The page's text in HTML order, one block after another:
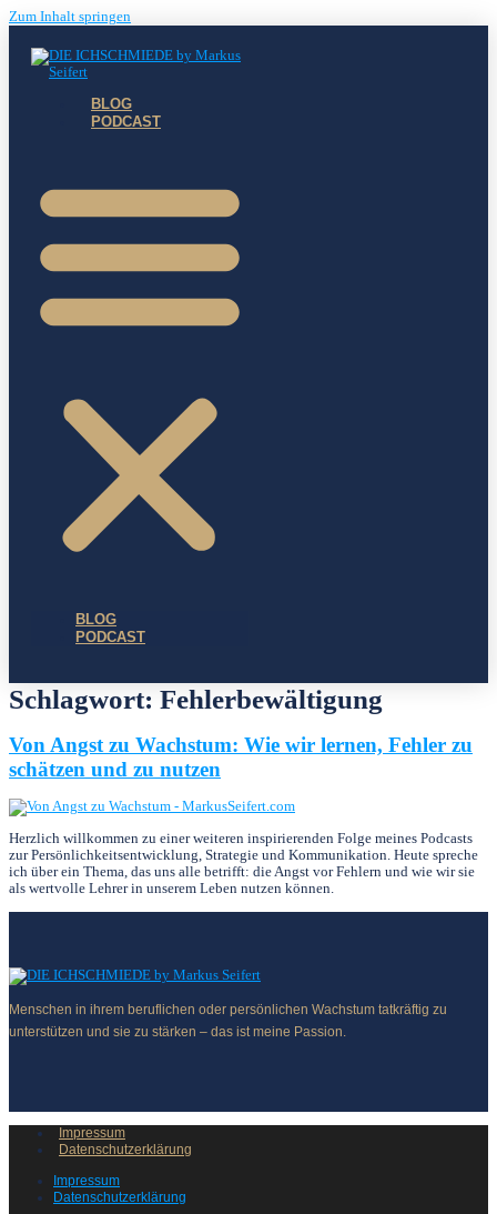
Zum Inhalt springen
BLOG
PODCAST
BLOG
PODCAST
Schlagwort: Fehlerbewältigung
Von Angst zu Wachstum: Wie wir lernen, Fehler zu
schätzen und zu nutzen
Herzlich willkommen zu einer weiteren inspirierenden Folge meines Podcasts
zur Persönlichkeitsentwicklung, Strategie und Kommunikation. Heute spreche
ich über ein Thema, das uns alle betrifft: die Angst vor Fehlern und wie wir sie
als wertvolle Lehrer in unserem Leben nutzen können.
Menschen in ihrem beruflichen oder persönlichen Wachstum tatkräftig zu
unterstützen und sie zu stärken – das ist meine Passion.
Impressum
Datenschutzerklärung
Impressum
Datenschutzerklärung